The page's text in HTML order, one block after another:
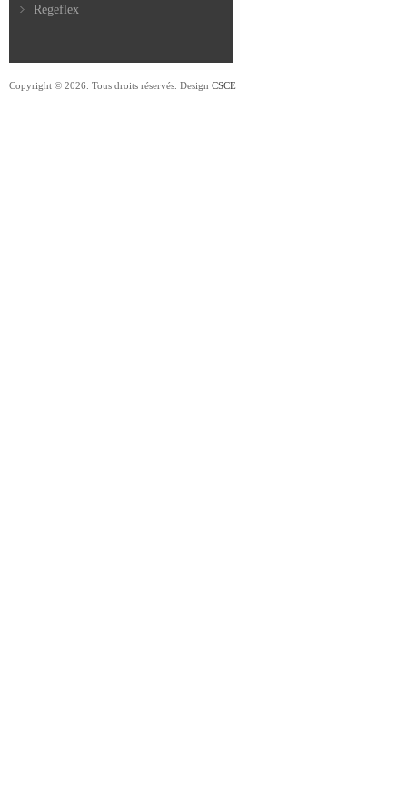
Regeflex
Copyright © 2026. Tous droits réservés. Design CSCE